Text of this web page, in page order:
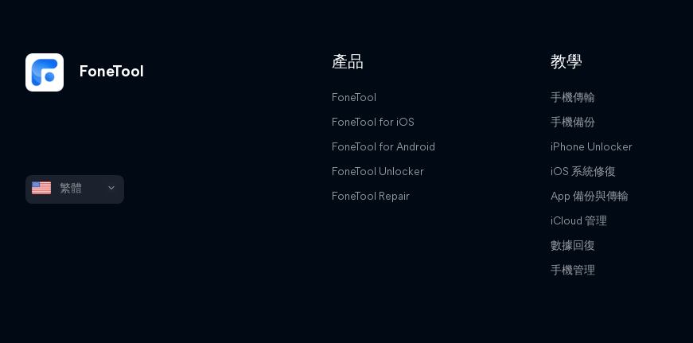
FoneTool
繁體
產品
FoneTool
FoneTool for iOS
FoneTool for Android
FoneTool Unlocker
FoneTool Repair
教學
手機傳輸
手機備份
iPhone Unlocker
iOS 系統修復
App 備份與傳輸
iCloud 管理
數據回復
手機管理